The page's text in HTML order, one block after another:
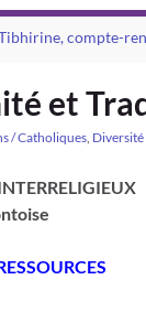
compte-
et
/ Catholiques Diversité